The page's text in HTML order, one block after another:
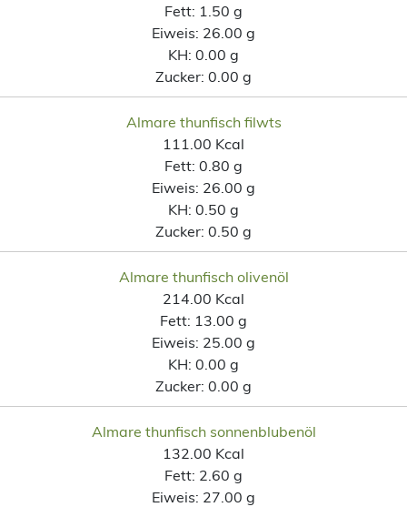
Fett: 1.50 g
Eiweis: 26.00 g
KH: 0.00 g
Zucker: 0.00 g
Almare thunfisch filwts
111.00 Kcal
Fett: 0.80 g
Eiweis: 26.00 g
KH: 0.50 g
Zucker: 0.50 g
Almare thunfisch olivenöl
214.00 Kcal
Fett: 13.00 g
Eiweis: 25.00 g
KH: 0.00 g
Zucker: 0.00 g
Almare thunfisch sonnenblubenöl
132.00 Kcal
Fett: 2.60 g
Eiweis: 27.00 g